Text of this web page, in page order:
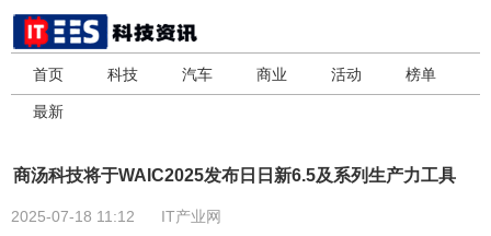
首页 科技 汽车 商业 活动 榜单
最新
商汤科技将于WAIC2025发布日日新6.5及系列生产力工具
2025-07-18 11:12 IT产业网